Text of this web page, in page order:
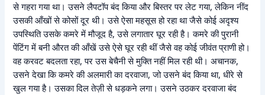
से गहरा गया था। उसने लैपटॉप बंद किया और बिस्तर पर लेट गया, लेकिन नींद
उसकी आँखों से कोसों दूर थी। उसे ऐसा महसूस हो रहा था जैसे कोई अदृश्य
उपस्थिति उसके कमरे में मौजूद है, उसे लगातार घूर रही है। कमरे की पुरानी
पेंटिंग में बनी औरत की आँखें उसे ऐसे घूर रही थीं जैसे वह कोई जीवंत प्राणी हो।
वह करवट बदलता रहा, पर उस बेचैनी से मुक्ति नहीं मिल रही थी। अचानक,
उसने देखा कि कमरे की अलमारी का दरवाजा, जो उसने बंद किया था, धीरे से
खुल गया है। उसका दिल तेज़ी से धड़कने लगा। उसने उठकर दरवाजा बंद